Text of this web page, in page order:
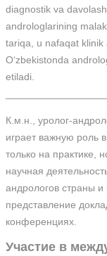
diagnostik va
androloglarining
tariqa, u nafaqat
O‘zbekistonda
etiladi.
К.м.н., уролог-
играет важную роль
только на практике,
научная
андрологов страны
представление
конференциях.
Участие в